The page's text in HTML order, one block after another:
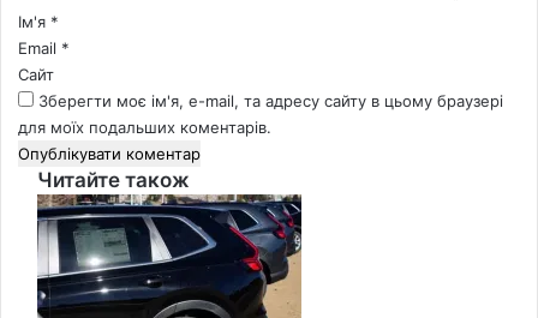
*Ім'я *
Email *
Сайт
Зберегти моє ім'я, e-mail, та адресу сайту в цьому браузері
для моїх подальших коментарів.
Читайте також
Close